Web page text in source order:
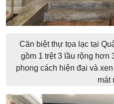
Căn biệt thự tọa lạc tại
gồm 1 trệt 3 lầu rộng hơn
phong cách hiện đại và
mát